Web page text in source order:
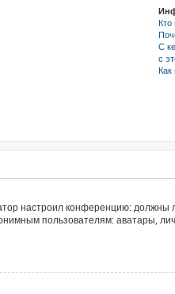
С
с
настроил конференцию:
пользователям: аватары,